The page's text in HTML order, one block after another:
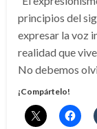
principios del
expresar la voz
realidad que
No debemos
¡Compártelo!